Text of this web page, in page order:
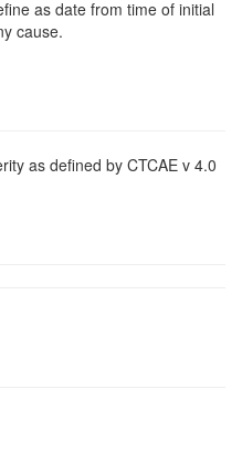
as date from time of initial
cause.
as defined by CTCAE v 4.0